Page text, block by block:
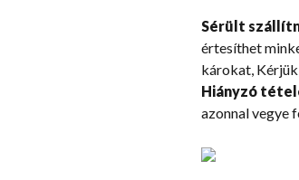
Sérült
értesíthet
károkat,
Hiányzó
azonnal vegye